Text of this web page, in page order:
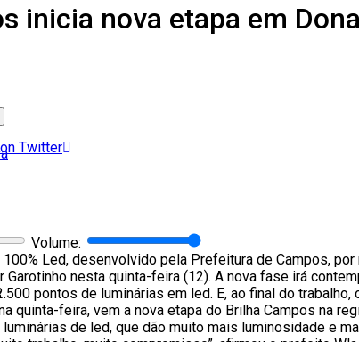
inicia nova etapa em
Twitter
Volume:
Led, desenvolvido pela Prefeitura de Campos,
nesta quinta-feira (12). A nova fase irá
pontos de luminárias em led. E, ao final do
quinta-feira, vem a nova etapa do Brilha Campos na
de led, que dão muito mais luminosidade e